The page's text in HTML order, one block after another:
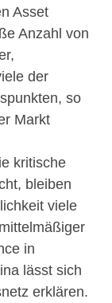
Asset
Anzahl von
der
so
Markt
kritische
bleiben
viele
in
lässt sich
erklären.